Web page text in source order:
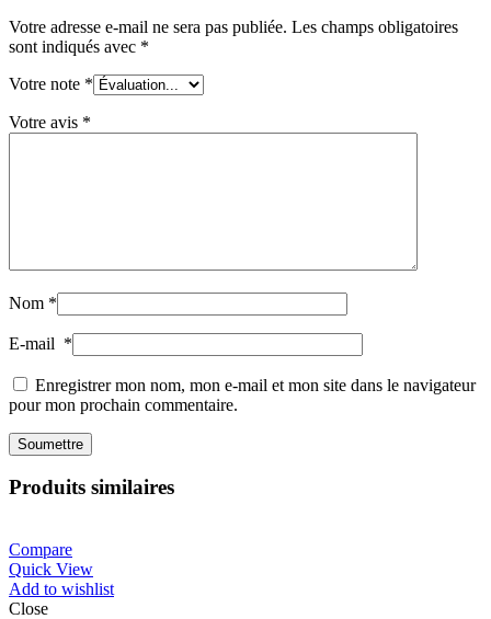
Votre adresse e-mail ne sera pas publiée. Les champs obligatoires
sont indiqués avec *
Votre note *
Votre avis *
Nom *
E-mail *
Enregistrer mon nom, mon e-mail et mon site dans le navigateur
pour mon prochain commentaire.
Produits similaires
Compare
Quick View
Add to wishlist
Close